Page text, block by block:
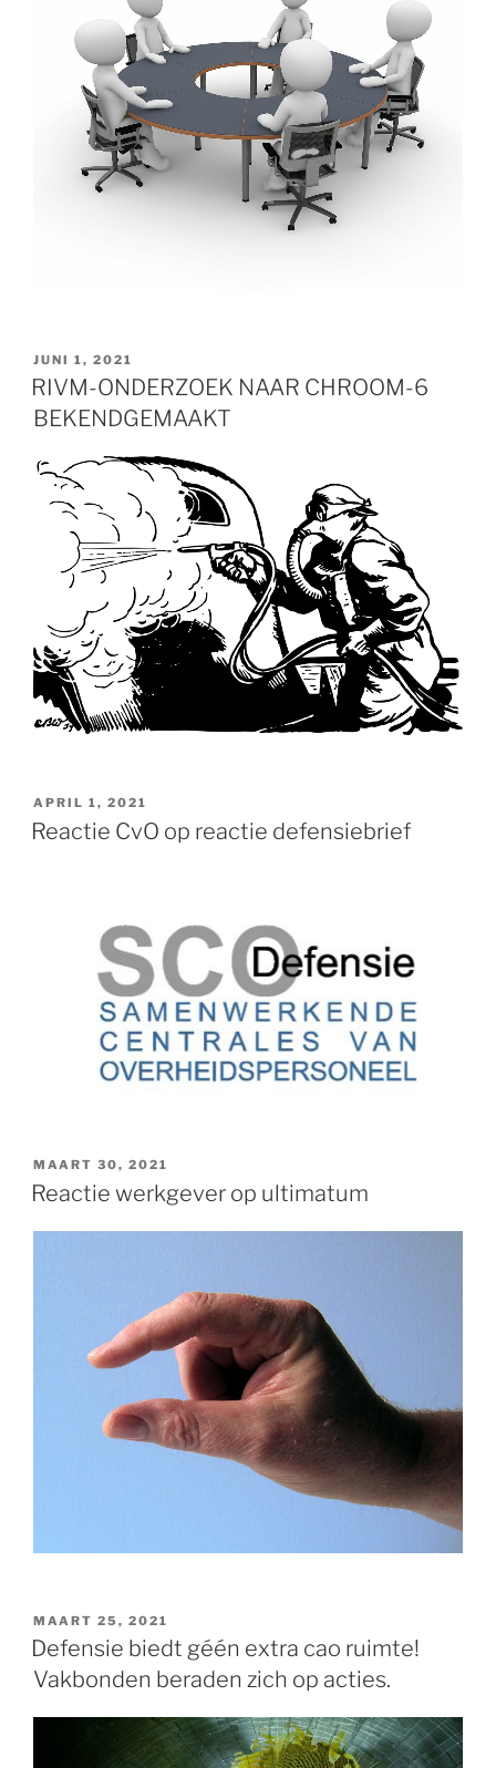
GEPLAATST
OP
JUNI 1, 2021
RIVM-ONDERZOEK NAAR CHROOM-6
BEKENDGEMAAKT
GEPLAATST
OP
APRIL 1, 2021
Reactie CvO op reactie defensiebrief
GEPLAATST
OP
MAART 30, 2021
Reactie werkgever op ultimatum
GEPLAATST
OP
MAART 25, 2021
Defensie biedt géén extra cao ruimte!
Vakbonden beraden zich op acties.